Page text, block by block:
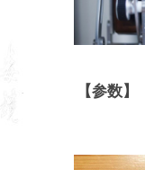
【参数】